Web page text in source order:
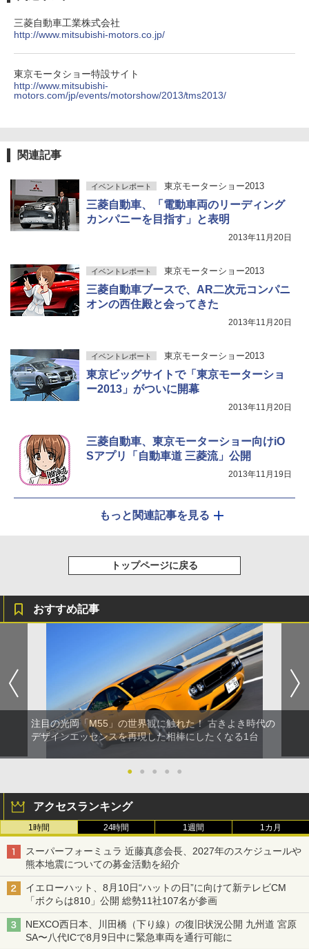
三菱自動車工業株式会社
http://www.mitsubishi-motors.co.jp/
東京モータショー特設サイト
http://www.mitsubishi-
motors.com/jp/events/motorshow/2013/tms2013/
関連記事
イベントレポート 東京モーターショー2013
三菱自動車、「電動車両のリーディング
カンパニーを目指す」と表明
2013年11月20日
イベントレポート 東京モーターショー2013
三菱自動車ブースで、AR二次元コンパニ
オンの西住殿と会ってきた
2013年11月20日
イベントレポート 東京モーターショー2013
東京ビッグサイトで「東京モーターショ
ー2013」がついに開幕
2013年11月20日
三菱自動車、東京モーターショー向けiO
Sアプリ「自動車道 三菱流」公開
2013年11月19日
もっと関連記事を見る
トップページに戻る
おすすめ記事
注目の光岡「M55」の世界観に触れた！ 古きよき時代の
デザインエッセンスを再現した相棒にしたくなる1台
● ● ● ● ●
アクセスランキング
1時間 24時間 1週間 1カ月
スーパーフォーミュラ 近藤真彦会長、2027年のスケジュールや
熊本地震についての募金活動を紹介
イエローハット、8月10日“ハットの日”に向けて新テレビCM
「ボクらは810」公開 総勢11社107名が参画
NEXCO西日本、川田橋（下り線）の復旧状況公開 九州道 宮原
SA〜八代ICで8月9日中に緊急車両を通行可能に